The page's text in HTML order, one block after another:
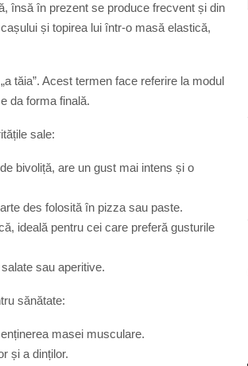
însă în prezent se produce frecvent și din
și topirea lui într-o masă elastică,
tăia”. Acest termen face referire la modul
da forma finală.
sale:
bivoliță, are un gust mai intens și o
des folosită în pizza sau paste.
ideală pentru cei care preferă gusturile
sau aperitive.
sănătate:
masei musculare.
și a dinților.